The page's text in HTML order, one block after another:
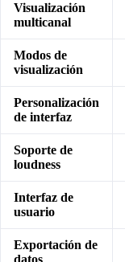
Visualización
multicanal
Modos de
visualización
Personalización
de interfaz
Soporte de
loudness
Interfaz de
usuario
Exportación de